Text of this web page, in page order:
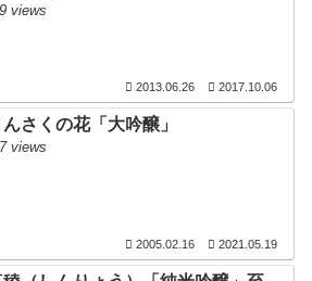
views
2013.06.26 2017.10.06
んさくの花「大吟醸」
views
2005.02.16 2021.05.19